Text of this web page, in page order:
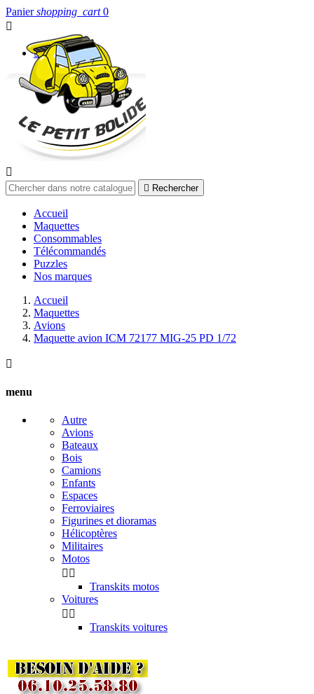
Panier shopping_cart 0

 Connexion

 Rechercher
Accueil
Maquettes
Consommables
Télécommandés
Puzzles
Nos marques
Accueil
Maquettes
Avions
Maquette avion ICM 72177 MIG-25 PD 1/72

menu
Autre
Avions
Bateaux
Bois
Camions
Enfants
Espaces
Ferroviaires
Figurines et dioramas
Hélicoptères
Militaires
Motos
 
Transkits motos
Voitures
 
Transkits voitures